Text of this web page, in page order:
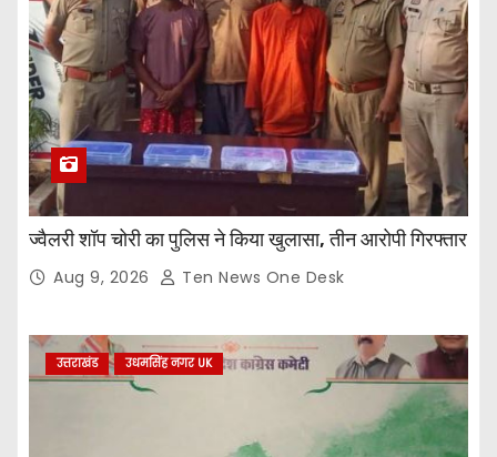
ज्वैलरी शॉप चोरी का पुलिस ने किया खुलासा, तीन आरोपी गिरफ्तार
Aug 9, 2026 Ten News One Desk
उत्तराखंड उधमसिंह नगर UK